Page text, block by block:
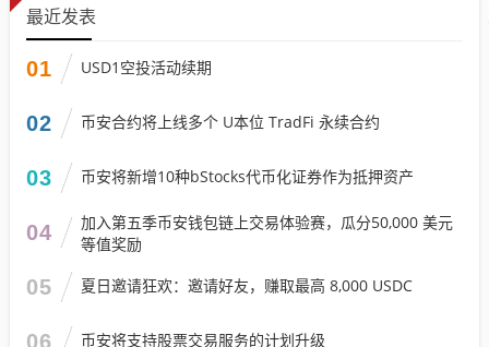
最近发表
01 USD1空投活动续期
02 币安合约将上线多个 U本位 TradFi 永续合约
03 币安将新增10种bStocks代币化证券作为抵押资产
04
加入第五季币安钱包链上交易体验赛，瓜分50,000 美元
等值奖励
05 夏日邀请狂欢：邀请好友，赚取最高 8,000 USDC
06 币安将支持股票交易服务的计划升级